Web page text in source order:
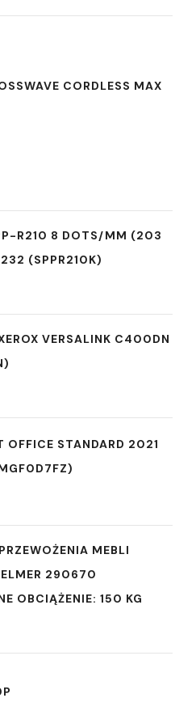
CORDLESS MAX
R210 8 DOTS/MM (203
(SPPR210K)
VERSALINK C400DN
OFFICE STANDARD 2021
MEBLI
290670
OBCIĄŻENIE: 150 KG